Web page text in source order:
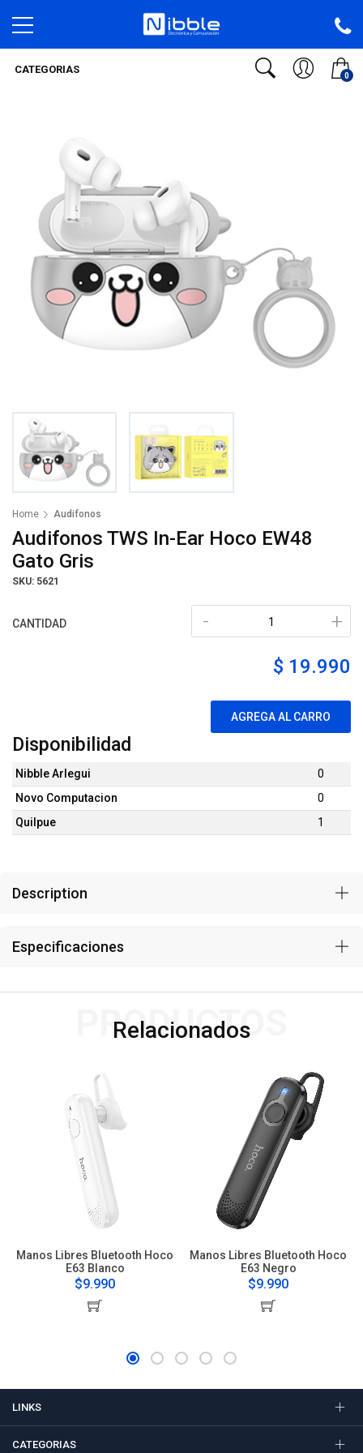
0
CATEGORIAS
Home Audifonos
Audifonos TWS In-Ear Hoco EW48
Gato Gris
SKU: 5621
CANTIDAD +
-
$ 19.990
AGREGA AL CARRO
Disponibilidad
Nibble Arlegui
0
Novo Computacion
0
Quilpue
1
Description
Especificaciones
Relacionados
PRODUCTOS
Manos Libres Bluetooth Hoco
E63 Blanco
$9.990
Manos Libres Bluetooth Hoco
E63 Negro
$9.990
LINKS
CATEGORIAS